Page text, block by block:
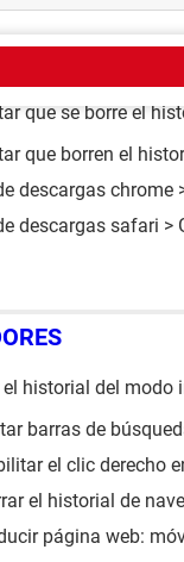
DEL MISMO
que se borre el
que borren el
descargas chrome
descargas safari >
el historial del modo
barras de
el clic derecho
el historial de
página web: